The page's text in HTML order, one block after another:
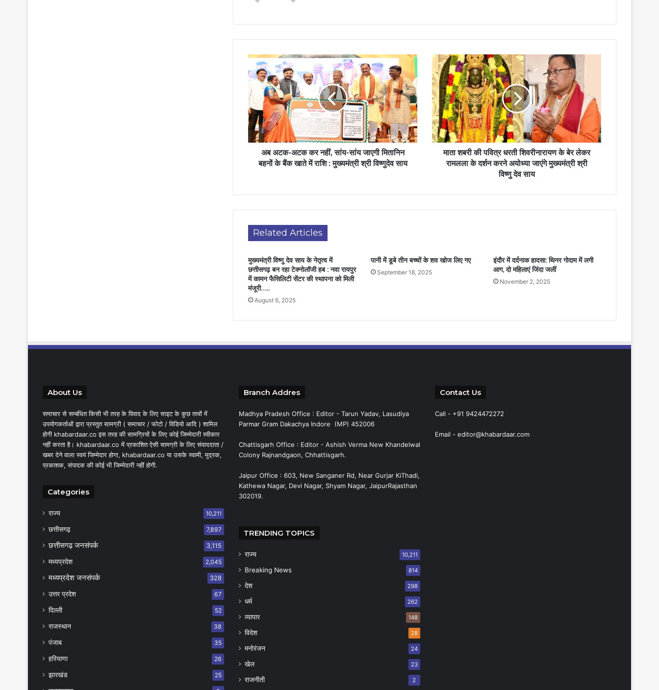
अब अटक-अटक कर नहीं, सांय-सांय जाएगी मितानिन
बहनों के बैंक खाते में राशि : मुख्यमंत्री श्री विष्णुदेव साय
माता शबरी की पवित्र धरती शिवरीनारायण के बेर लेकर
रामलला के दर्शन करने अयोध्या जाएंगे मुख्यमंत्री श्री
विष्णु देव साय
Related Articles
मुख्यमंत्री विष्णु देव साय के नेतृत्व में
छत्तीसगढ़ बन रहा टेक्नोलॉजी हब : नवा रायपुर
में कामन फैसिलिटी सेंटर की स्थापना को मिली
मंजूरी…..
August 6, 2025
पानी में डूबे तीन बच्चों के शव खोज लिए गए
September 18, 2025
इंदौर में दर्दनाक हादसा: थिनर गोदाम में लगी
आग, दो महिलाएं जिंदा जलीं
November 2, 2025
About Us
समाचार से सम्बंधित किसी भी तरह के विवाद के लिए साइट के कुछ तत्वों में
उपयोगकर्ताओं द्वारा प्रस्तुत सामग्री ( समाचार / फोटो / विडियो आदि ) शामिल
होगी khabardaar.co इस तरह की सामग्रियों के लिए कोई जिम्मेदारी स्वीकार
नहीं करता है। khabardaar.co में प्रकाशित ऐसी सामग्री के लिए संवाददाता /
खबर देने वाला स्वयं जिम्मेदार होगा, khabardaar.co या उसके स्वामी, मुद्रक,
प्रकाशक, संपादक की कोई भी जिम्मेदारी नहीं होगी.
Categories
राज्य 10,211
छत्तीसगढ़ 7,897
छत्तीसगढ़ जनसंपर्क 3,115
मध्यप्रदेश 2,045
मध्यप्रदेश जनसंपर्क 328
उत्तर प्रदेश 67
दिल्ली 52
राजस्थान 38
पंजाब 35
हरियाणा 26
झारखंड 25
Branch Addres
Madhya Pradesh Office : Editor - Tarun Yadav, Lasudiya
Parmar Gram Dakachya Indore (MP) 452006
Chattisgarh Office : Editor - Ashish Verma New Khandelwal
Colony Rajnandgaon, Chhattisgarh.
Jaipur Office : 603, New Sanganer Rd, Near Gurjar KiThadi,
Kathewa Nagar, Devi Nagar, Shyam Nagar, JaipurRajasthan
302019.
TRENDING TOPICS
राज्य 10,211
Breaking News 814
देश 298
धर्म 262
व्यापार 148
विदेश 28
मनोरंजन 24
खेल 23
राजनीती 2
Contact Us
Call - +91 9424472272
Email - editor@khabardaar.com